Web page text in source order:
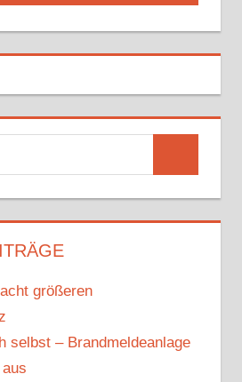
c
größeren
selbst – Brandmeldeanlage